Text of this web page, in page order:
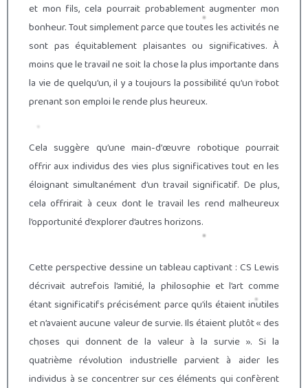
et mon fils, cela pourrait probablement augmenter mon
bonheur. Tout simplement parce que toutes les activités ne
sont pas équitablement plaisantes ou significatives. À
moins que le travail ne soit la chose la plus importante dans
la vie de quelqu’un, il y a toujours la possibilité qu’un robot
prenant son emploi le rende plus heureux.
Cela suggère qu’une main-d’œuvre robotique pourrait
offrir aux individus des vies plus significatives tout en les
éloignant simultanément d’un travail significatif. De plus,
cela offrirait à ceux dont le travail les rend malheureux
l’opportunité d’explorer d’autres horizons.
Cette perspective dessine un tableau captivant : CS Lewis
décrivait autrefois l’amitié, la philosophie et l’art comme
étant significatifs précisément parce qu’ils étaient inutiles
et n’avaient aucune valeur de survie. Ils étaient plutôt « des
choses qui donnent de la valeur à la survie ». Si la
quatrième révolution industrielle parvient à aider les
individus à se concentrer sur ces éléments qui confèrent